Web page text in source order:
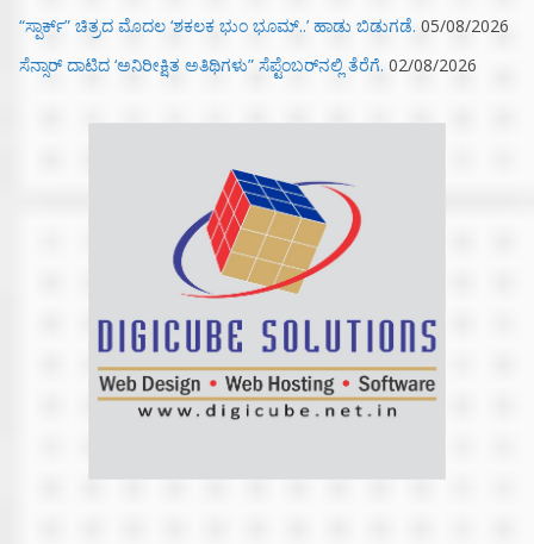
“ಸ್ಪಾರ್ಕ್” ಚಿತ್ರದ ಮೊದಲ‌ ‘ಶಕಲಕ ಭುಂ‌ ಭೂಮ್..’ ಹಾಡು ಬಿಡುಗಡೆ. 05/08/2026
ಸೆನ್ಸಾರ್ ದಾಟಿದ ‘ಅನಿರೀಕ್ಷಿತ ಅತಿಥಿಗಳು” ಸೆಪ್ಟೆಂಬರ್‌ನಲ್ಲಿ ತೆರೆಗೆ. 02/08/2026